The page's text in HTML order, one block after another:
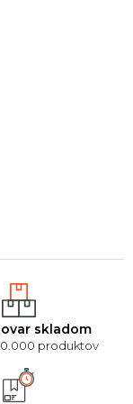
skladom
produktov